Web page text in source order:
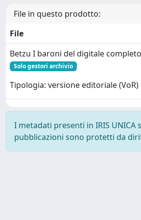
File in questo prodotto:
File
Betzu I baroni del digitale
Solo gestori archivio
Tipologia: versione editoriale (VoR)
I metadati presenti in IRIS UNICA
pubblicazioni sono protetti da